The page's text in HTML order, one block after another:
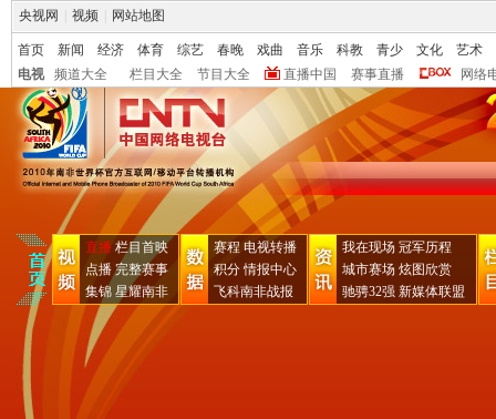
央视网 视频 网站地图
首页 新闻 经济 体育 综艺 春晚 戏曲 音乐 科教 青少 文化
艺术
电视
频道大全 栏目大全 节目大全 直播中国 赛事直播 网络
直播 栏目首映
点播 完整赛事
集锦 星耀南非
赛程 电视转播
积分 情报中心
飞科南非战报
我在现场 冠军历程
城市赛场 炫图欣赏
驰骋32强 新媒体联盟